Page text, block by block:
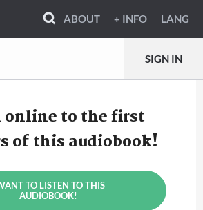
ABOUT + INFO LANG
SIGN IN
online to the first
of this audiobook!
TO LISTEN TO THIS
AUDIOBOOK!